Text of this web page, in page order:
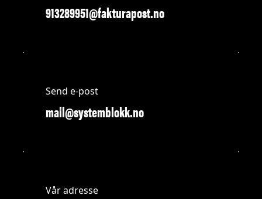
913289951@fakturapost.no
Send e-post
mail@systemblokk.no
Vår adresse